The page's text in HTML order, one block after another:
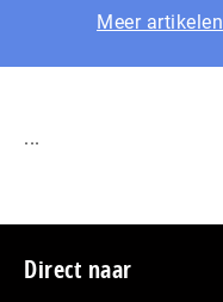
Meer artikelen
...
Footer
Direct naar